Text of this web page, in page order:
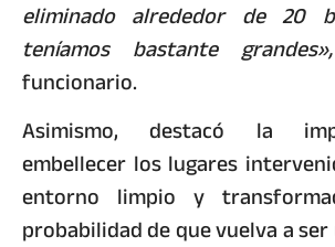
eliminado alrededor de 20
teníamos bastante grandes»,
funcionario.
Asimismo, destacó la
embellecer los lugares
entorno limpio y
probabilidad de que vuelva a